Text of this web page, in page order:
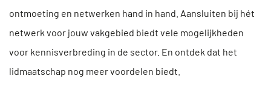
ontmoeting en netwerken hand in hand. Aansluiten bij hét
netwerk voor jouw vakgebied biedt vele mogelijkheden
voor kennisverbreding in de sector. En ontdek dat het
lidmaatschap nog meer voordelen biedt.